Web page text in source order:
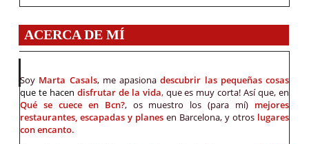
ACERCA DE MÍ
Soy Marta Casals, me apasionadescubrir las pequeñas cosas
que te hacen disfrutar de la vida,que es muy corta! Así que, en
Qué se cuece en Bcn?, os muestro los (para mí) mejores
restaurantes, escapadas y planes en Barcelona, y otros lugares
con encanto.